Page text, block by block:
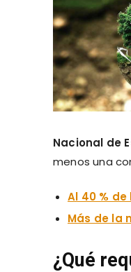
Nacional de
menos una
Al 40 %
Más de la
¿Qué